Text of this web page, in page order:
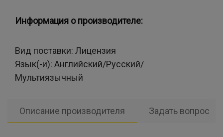
Информация о производителе:
Вид поставки: Лицензия
Язык(-и): Английский/Русский/
Мультиязычный
Описание производителя Задать вопрос